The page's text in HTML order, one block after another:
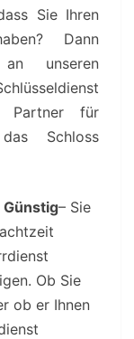
Sie Ihren
Dann
unseren
Partner für
Schloss
Günstig– Sie
Ob Sie
ob er Ihnen